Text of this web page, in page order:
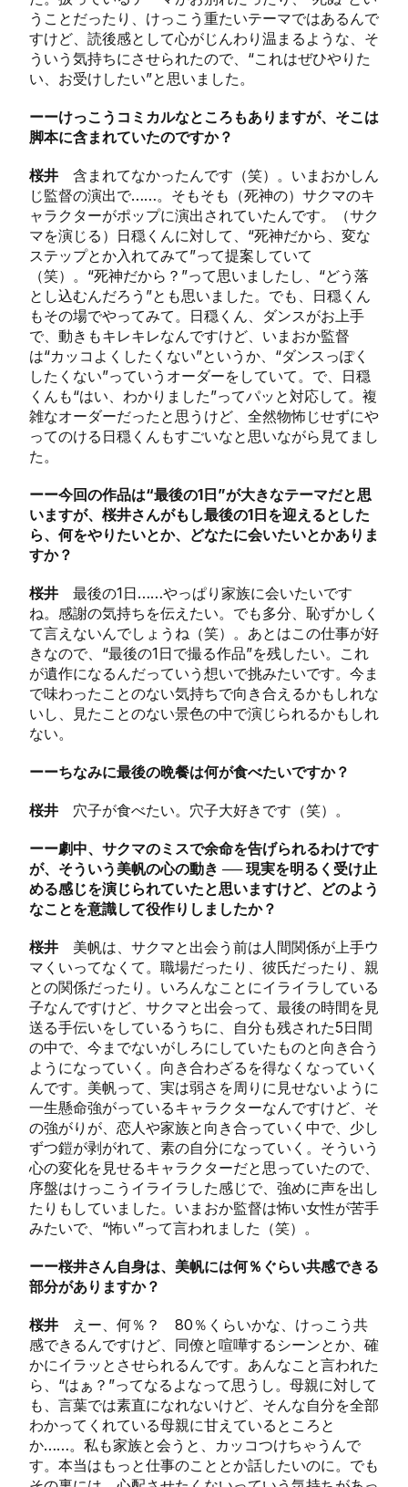
うことだったり、けっこう重たいテーマではあるんで
すけど、読後感として心がじんわり温まるような、そ
ういう気持ちにさせられたので、“これはぜひやりた
い、お受けしたい”と思いました。
ーーけっこうコミカルなところもありますが、そこは
脚本に含まれていたのですか？
桜井 含まれてなかったんです（笑）。いまおかしん
じ監督の演出で……。そもそも（死神の）サクマのキ
ャラクターがポップに演出されていたんです。（サク
マを演じる）日穏くんに対して、“死神だから、変な
ステップとか入れてみて”って提案していて
（笑）。“死神だから？”って思いましたし、“どう落
とし込むんだろう”とも思いました。でも、日穏くん
もその場でやってみて。日穏くん、ダンスがお上手
で、動きもキレキレなんですけど、いまおか監督
は“カッコよくしたくない”というか、“ダンスっぽく
したくない”っていうオーダーをしていて。で、日穏
くんも“はい、わかりました”ってパッと対応して。複
雑なオーダーだったと思うけど、全然物怖じせずにや
ってのける日穏くんもすごいなと思いながら見てまし
た。
ーー今回の作品は“最後の1日”が大きなテーマだと思
いますが、桜井さんがもし最後の1日を迎えるとした
ら、何をやりたいとか、どなたに会いたいとかありま
すか？
桜井 最後の1日……やっぱり家族に会いたいです
ね。感謝の気持ちを伝えたい。でも多分、恥ずかしく
て言えないんでしょうね（笑）。あとはこの仕事が好
きなので、“最後の1日で撮る作品”を残したい。これ
が遺作になるんだっていう想いで挑みたいです。今ま
で味わったことのない気持ちで向き合えるかもしれな
いし、見たことのない景色の中で演じられるかもしれ
ない。
ーーちなみに最後の晩餐は何が食べたいですか？
桜井 穴子が食べたい。穴子大好きです（笑）。
ーー劇中、サクマのミスで余命を告げられるわけです
が、そういう美帆の心の動き ── 現実を明るく受け止
める感じを演じられていたと思いますけど、どのよう
なことを意識して役作りしましたか？
桜井 美帆は、サクマと出会う前は人間関係が上手ウ
マくいってなくて。職場だったり、彼氏だったり、親
との関係だったり。いろんなことにイライラしている
子なんですけど、サクマと出会って、最後の時間を見
送る手伝いをしているうちに、自分も残された5日間
の中で、今までないがしろにしていたものと向き合う
ようになっていく。向き合わざるを得なくなっていく
んです。美帆って、実は弱さを周りに見せないように
一生懸命強がっているキャラクターなんですけど、そ
の強がりが、恋人や家族と向き合っていく中で、少し
ずつ鎧が剥がれて、素の自分になっていく。そういう
心の変化を見せるキャラクターだと思っていたので、
序盤はけっこうイライラした感じで、強めに声を出し
たりもしていました。いまおか監督は怖い女性が苦手
みたいで、“怖い”って言われました（笑）。
ーー桜井さん自身は、美帆には何％ぐらい共感できる
部分がありますか？
桜井 えー、何％？ 80％くらいかな、けっこう共
感できるんですけど、同僚と喧嘩するシーンとか、確
かにイラッとさせられるんです。あんなこと言われた
ら、“はぁ？”ってなるよなって思うし。母親に対して
も、言葉では素直になれないけど、そんな自分を全部
わかってくれている母親に甘えているところと
か……。私も家族と会うと、カッコつけちゃうんで
す。本当はもっと仕事のこととか話したいのに。でも